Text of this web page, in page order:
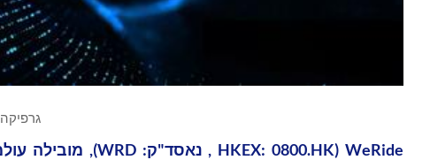
גרפיקה WeRide Inc.